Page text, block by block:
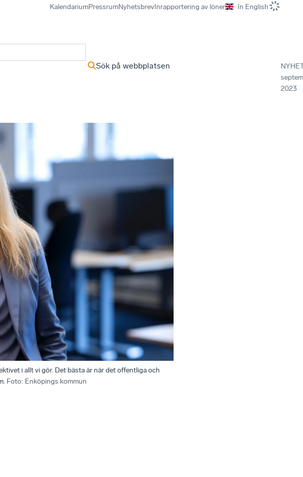
KalendariumPressrumNyhetsbrevInrapportering av löner In English
Sök på webbplatsen
2023
i allt vi gör. Det bästa är när det offentliga och
Foto: Enköpings kommun